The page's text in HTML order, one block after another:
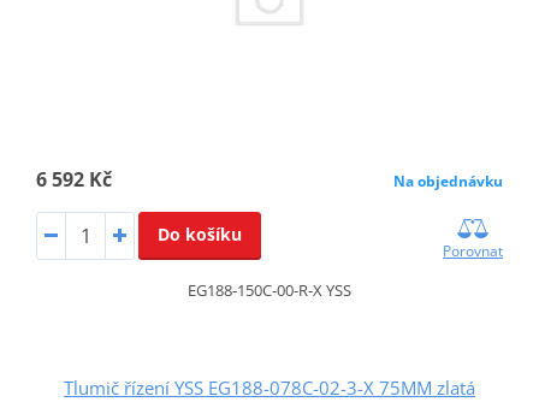
6 592 Kč Na objednávku
Do košíku
Porovnat
EG188-150C-00-R-X YSS
Tlumič řízení YSS EG188-078C-02-3-X 75MM zlatá